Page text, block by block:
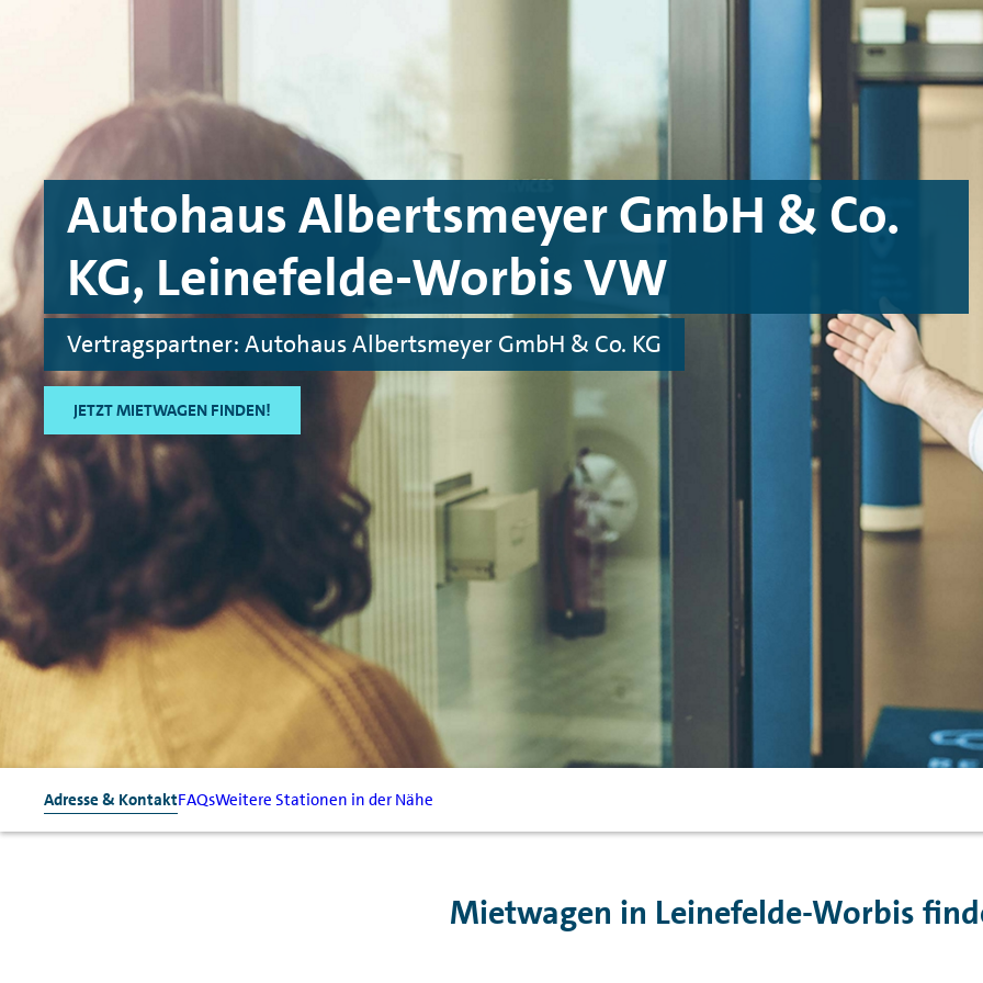
Autohaus Albertsmeyer GmbH & Co.
KG, Leinefelde-Worbis VW
Vertragspartner: Autohaus Albertsmeyer GmbH & Co. KG
JETZT MIETWAGEN FINDEN!
Adresse & KontaktFAQsWeitere Stationen in der Nähe
Mietwagen in Leinefelde-Worbis